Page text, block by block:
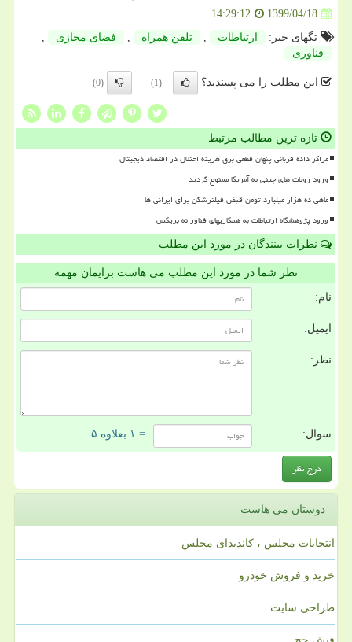
1399/04/18
14:29:12
تگهای خبر:
ارتباطات , تلفن همراه , فضای مجازی
,
فناوری
این مطلب را می پسندید؟ (1)
(0)
تازه ترین مطالب مرتبط
مراکز داده قربانی پنهان قطعی برق هزینه اختلال در اقتصاد دیجیتال
ورود روبات های چینی به آمریکا ممنوع گردید
ماهی ده هزار میلیارد تومن قبض فیلترشکن برای ایرانی ها
ورود پژوهشگاه ارتباطات به همکاریهای فناورانه بریکس
نظرات بینندگان در مورد این مطلب
نظر شما در مورد این مطلب می هاست برایمان مهمه
نام:
ایمیل:
نظر:
سوال: = ۱ بعلاوه ۵
دوستان می هاست
انتخابات مجلس ، کاندیدای مجلس
خرید و فروش خودرو
طراحی سایت